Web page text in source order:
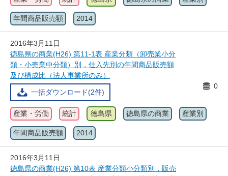
年間商品販売額 2014
2016年3月11日
徳島県の商業(H26) 第11-1表 産業分類（卸売業小分
類・小売業中分類）別，仕入先別の年間商品販売額
及び構成比（法人事業所のみ）
一括ダウンロード(2件)
0
産業・労働 統計 徳島県 徳島県の商業 産業別
年間商品販売額 2014
2016年3月11日
徳島県の商業(H26) 第10表 産業分類小分類別，販売